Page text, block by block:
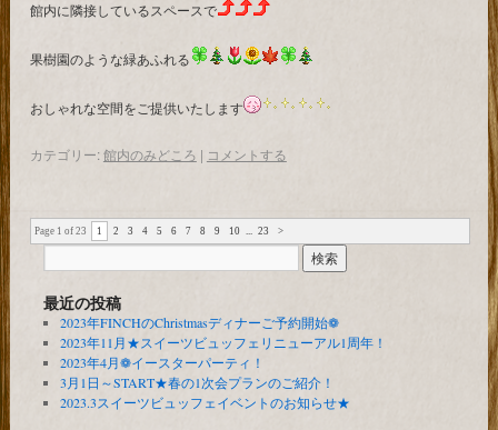
館内に隣接しているスペースで
果樹園のような緑あふれる
おしゃれな空間をご提供いたします
カテゴリー:館内のみどころ | コメントする
Page 1 of 23 1 2 3 4 5 6 7 8 9 10 ... 23 >
最近の投稿
2023年FINCHのChristmasディナーご予約開始❁
2023年11月★スイーツビュッフェリニューアル1周年！
2023年4月❁イースターパーティ！
3月1日～START★春の1次会プランのご紹介！
2023.3スイーツビュッフェイベントのお知らせ★